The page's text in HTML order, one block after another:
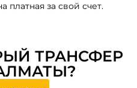
платная за свой счет.
ТРАНСФЕР